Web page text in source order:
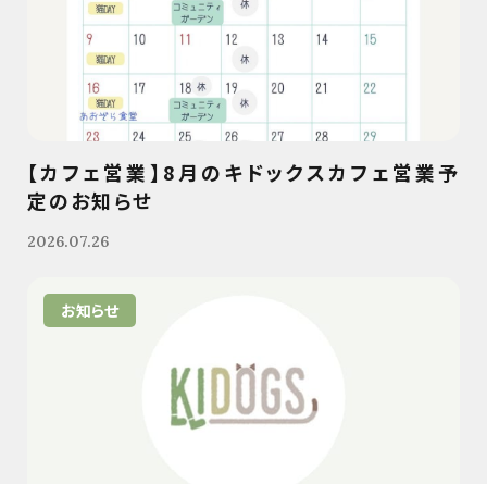
【カフェ営業】8月のキドックスカフェ営業予
定のお知らせ
2026.07.26
お知らせ